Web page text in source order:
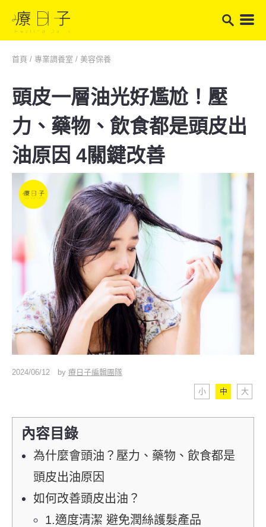
首頁 / 專業調養室 / 美容保養
頭皮一層油光好尷尬！壓
力、藥物、飲食都是頭皮出
油原因 4關鍵改善
2024/06/12 by 療日子編輯團隊
小 中 大
內容目錄
為什麼會頭油？壓力、藥物、飲食都是
頭皮出油原因
如何改善頭皮出油？
1.適度清潔 避免潤絲護髮產品